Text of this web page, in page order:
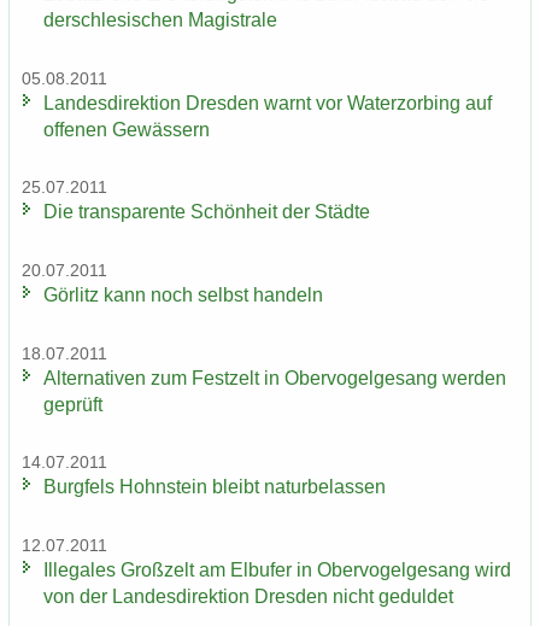
der­schle­si­schen Ma­gis­tra­le
05.08.2011
Lan­des­di­rek­ti­on Dres­den warnt vor Wa­ter­zor­bing auf
of­fe­nen Ge­wäs­sern
25.07.2011
Die trans­pa­ren­te Schön­heit der Städ­te
20.07.2011
Gör­litz kann noch selbst han­deln
18.07.2011
Al­ter­na­ti­ven zum Fest­zelt in Ober­vo­gel­ge­sang wer­den
ge­prüft
14.07.2011
Burg­fels Hohn­stein bleibt na­tur­be­las­sen
12.07.2011
Il­le­ga­les Groß­zelt am Elb­ufer in Ober­vo­gel­ge­sang wird
von der Lan­des­di­rek­ti­on Dres­den nicht ge­dul­det